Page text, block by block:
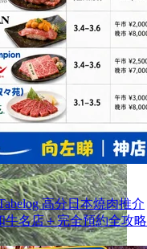
高分日本燒肉推介
牛名店＋完全預約全攻略